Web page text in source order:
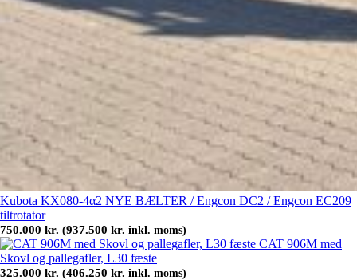
Kubota KX080-4α2 NYE BÆLTER / Engcon DC2 / Engcon EC209
tiltrotator
750.000 kr. (937.500 kr. inkl. moms)
CAT 906M med
Skovl og pallegafler, L30 fæste
325.000 kr. (406.250 kr. inkl. moms)